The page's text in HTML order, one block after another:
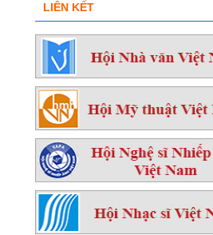
LIÊN KẾT